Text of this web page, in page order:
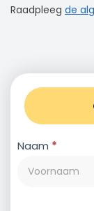
Raadpleeg de
Contact
Naam *